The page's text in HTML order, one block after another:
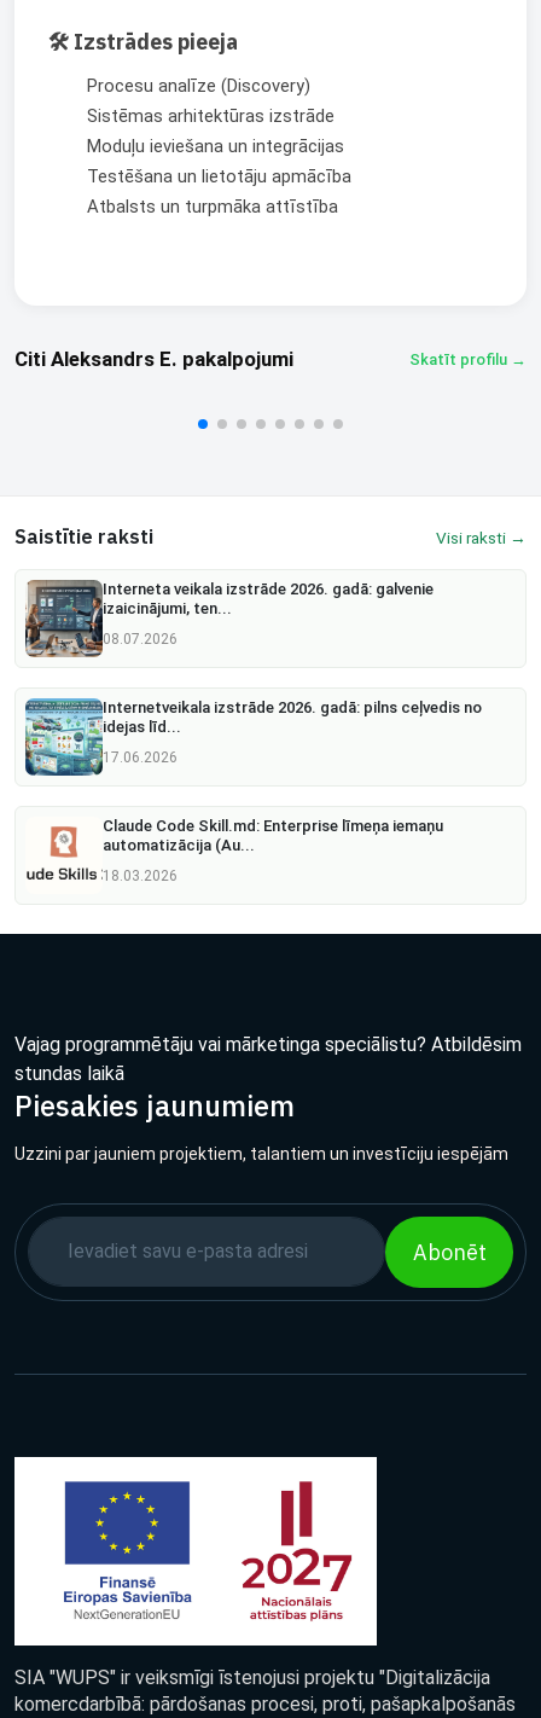
🛠️ Izstrādes pieeja
Procesu analīze (Discovery)
Sistēmas arhitektūras izstrāde
Moduļu ieviešana un integrācijas
Testēšana un lietotāju apmācība
Atbalsts un turpmāka attīstība
Citi Aleksandrs E. pakalpojumi Skatīt profilu →
8
Čats
Aleksandrs E. Aleksandrs E.
Saistītie raksti Visi raksti →
Interneta veikala izstrāde 2026. gadā: galvenie
izaicinājumi, ten...
08.07.2026
Internetveikala izstrāde 2026. gadā: pilns ceļvedis no
idejas līd...
17.06.2026
Claude Code Skill.md: Enterprise līmeņa iemaņu
automatizācija (Au...
18.03.2026
Vajag programmētāju vai mārketinga speciālistu? Atbildēsim
stundas laikā
Piesakies jaunumiem
Uzzini par jauniem projektiem, talantiem un investīciju iespējām
Abonēt
SIA "WUPS" ir veiksmīgi īstenojusi projektu "Digitalizācija
komercdarbībā: pārdošanas procesi, proti, pašapkalpošanās